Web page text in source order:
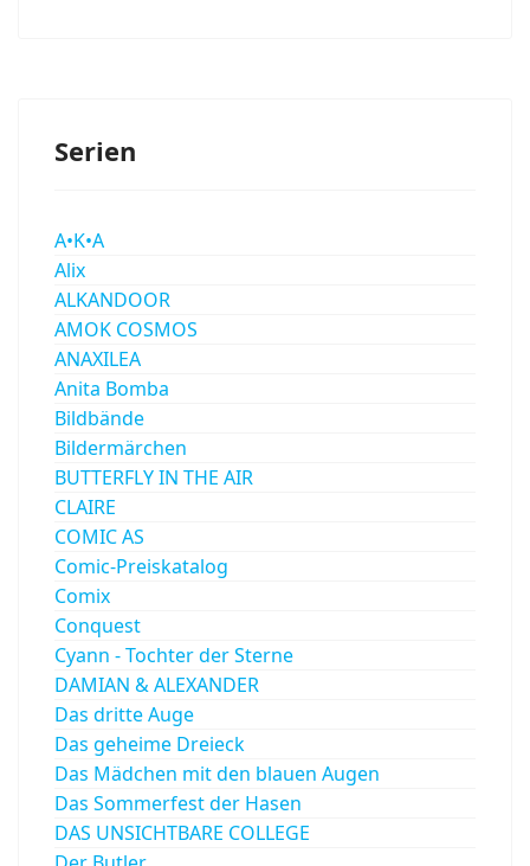
Serien
A•K•A
Alix
ALKANDOOR
AMOK COSMOS
ANAXILEA
Anita Bomba
Bildbände
Bildermärchen
BUTTERFLY IN THE AIR
CLAIRE
COMIC AS
Comic-Preiskatalog
Comix
Conquest
Cyann - Tochter der Sterne
DAMIAN & ALEXANDER
Das dritte Auge
Das geheime Dreieck
Das Mädchen mit den blauen Augen
Das Sommerfest der Hasen
DAS UNSICHTBARE COLLEGE